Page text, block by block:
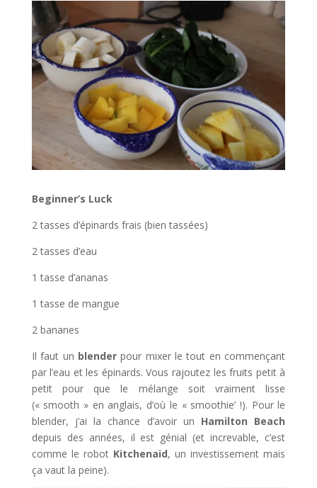
Beginner’s Luck
2 tasses d’épinards frais (bien tassées)
2 tasses d’eau
1 tasse d’ananas
1 tasse de mangue
2 bananes
Il faut un blenderpour mixer le tout en commençant
par l’eau et les épinards. Vous rajoutez les fruits petit à
petit pour que le mélange soit vraiment lisse
(« smooth » en anglais, d’où le « smoothie’ !). Pour le
blender, j’ai la chance d’avoir un Hamilton Beach
depuis des années, il est génial (et increvable, c’est
comme le robot Kitchenaid, un investissement mais
ça vaut la peine).